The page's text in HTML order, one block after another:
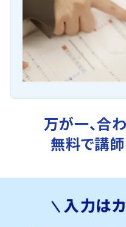
万が一、合
無料で講